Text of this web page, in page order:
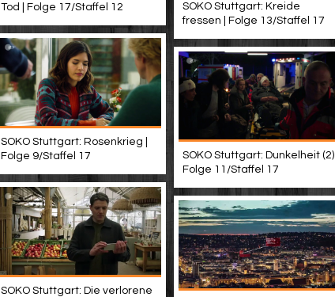
Tod | Folge 17/Staffel 12
SOKO Stuttgart: Kreide
fressen | Folge 13/Staffel 17
SOKO Stuttgart: Rosenkrieg |
Folge 9/Staffel 17
SOKO Stuttgart: Dunkelheit (2) |
Folge 11/Staffel 17
SOKO Stuttgart: Die verlorene